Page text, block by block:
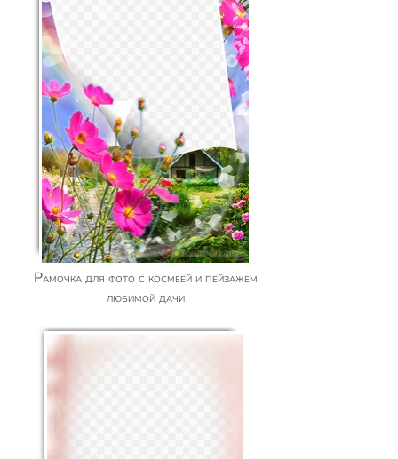
Рамочка для фото с космеей и пейзажем
любимой дачи